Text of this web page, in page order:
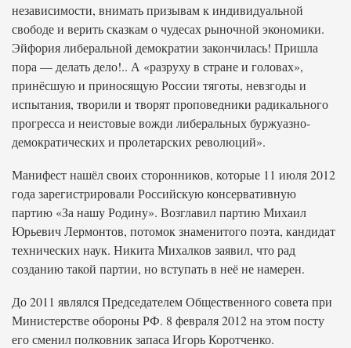
независимости, внимать призывам к индивидуальной
свободе и верить сказкам о чудесах рыночной экономики.
Эйфория либеральной демократии закончилась! Пришла
пора — делать дело!.. А «разруху в стране и головах»,
принёсшую и приносящую России тяготы, невзгоды и
испытания, творили и творят проповедники радикального
прогресса и неистовые вожди либеральных буржуазно-
демократических и пролетарских революций».
Манифест нашёл своих сторонников, которые 11 июля 2012
года зарегистрировали Российскую консервативную
партию «За нашу Родину». Возглавил партию Михаил
Юрьевич Лермонтов, потомок знаменитого поэта, кандидат
технических наук. Никита Михалков заявил, что рад
созданию такой партии, но вступать в неё не намерен.
До 2011 являлся Председателем Общественного совета при
Министерстве обороны РФ. 8 февраля 2012 на этом посту
его сменил полковник запаса Игорь Коротченко.